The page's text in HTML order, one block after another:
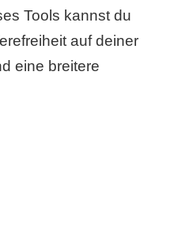
Tools kannst du
auf deiner
eine breitere